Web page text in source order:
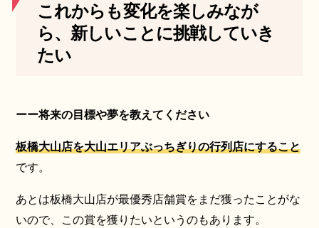
これからも変化を楽しみなが
ら、新しいことに挑戦していき
たい
ーー将来の目標や夢を教えてください
板橋大山店を大山エリアぶっちぎりの行列店にすること
です。
あとは板橋大山店が最優秀店舗賞をまだ獲ったことがな
いので、この賞を獲りたいというのもあります。